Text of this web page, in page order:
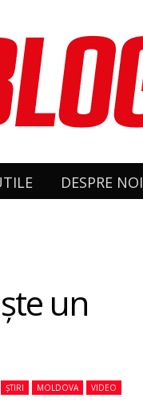
DESPRE NOI
un
ȘTIRI MOLDOVA VIDEO